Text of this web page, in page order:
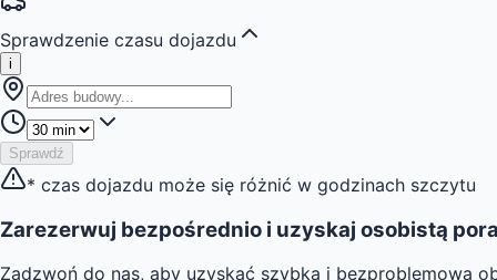
Sprawdzenie czasu dojazdu
i
Sprawdź
* czas dojazdu może się różnić w godzinach szczytu
Zarezerwuj bezpośrednio i uzyskaj osobistą
Zadzwoń do nas, aby uzyskać szybką i bezproblemową